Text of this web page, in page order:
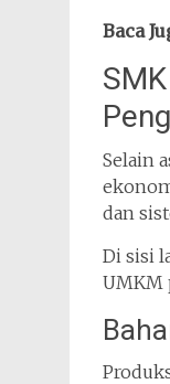
Baca
Selain
dan
Di sisi
UMKM